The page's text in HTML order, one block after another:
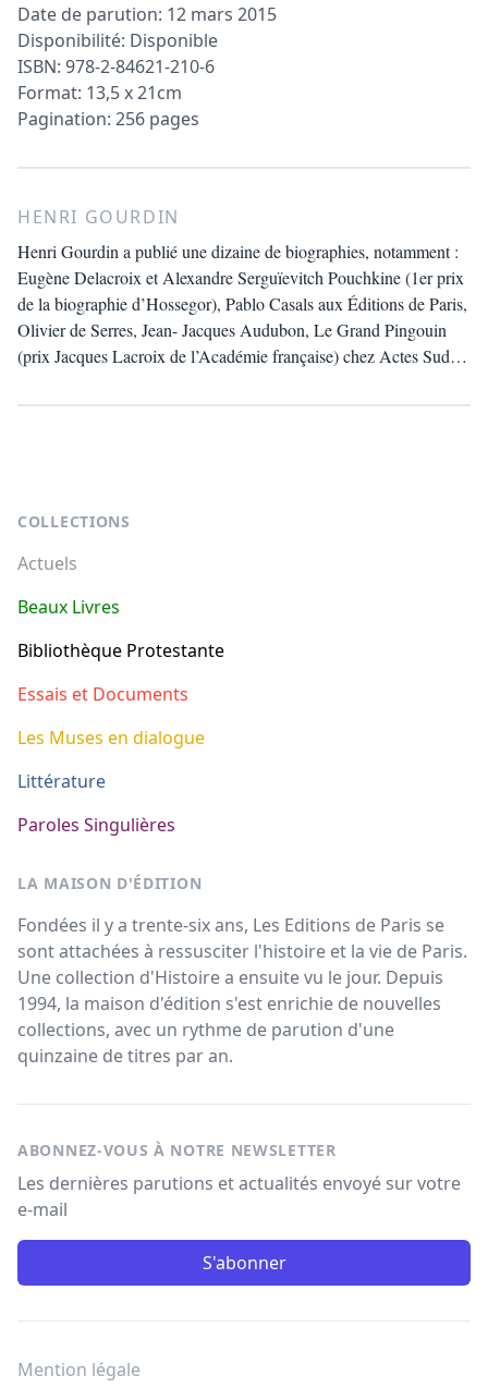
Date de parution: 12 mars 2015
Disponibilité: Disponible
ISBN: 978-2-84621-210-6
Format: 13,5 x 21cm
Pagination: 256 pages
HENRI GOURDIN
Henri Gourdin a publié une dizaine de biographies, notamment :
Eugène Delacroix et Alexandre Serguïevitch Pouchkine (1er prix
de la biographie d’Hossegor), Pablo Casals aux Éditions de Paris,
Olivier de Serres, Jean- Jacques Audubon, Le Grand Pingouin
(prix Jacques Lacroix de l’Académie française) chez Actes Sud…
COLLECTIONS
Actuels
Beaux Livres
Bibliothèque Protestante
Essais et Documents
Les Muses en dialogue
Littérature
Paroles Singulières
LA MAISON D'ÉDITION
Fondées il y a trente-six ans, Les Editions de Paris se
sont attachées à ressusciter l'histoire et la vie de Paris.
Une collection d'Histoire a ensuite vu le jour. Depuis
1994, la maison d'édition s'est enrichie de nouvelles
collections, avec un rythme de parution d'une
quinzaine de titres par an.
ABONNEZ-VOUS À NOTRE NEWSLETTER
Les dernières parutions et actualités envoyé sur votre
e-mail
S'abonner
Mention légale